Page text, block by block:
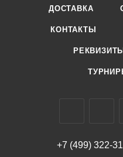
ДОСТАВКА
КОНТАКТЫ
РЕКВИЗИТЫ
+7 (499) 322-